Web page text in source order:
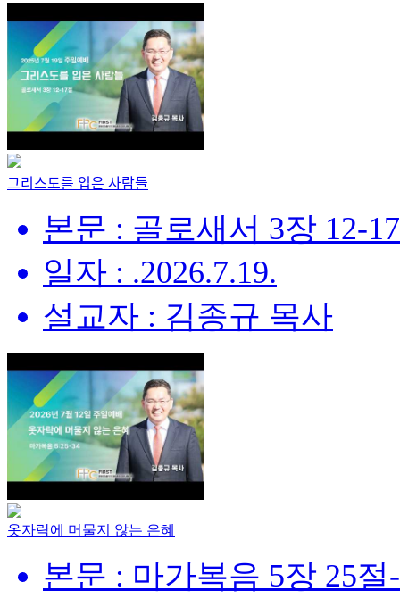
그리스도를 입은 사람들
본문 : 골로새서 3장 12-
일자 : .2026.7.19.
설교자 : 김종규 목사
옷자락에 머물지 않는 은혜
본문 : 마가복음 5장 25절